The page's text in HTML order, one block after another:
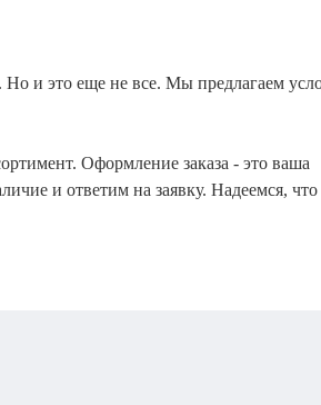
Но и это еще не все. Мы предлагаем
Оформление заказа - это ваша
и ответим на заявку. Надеемся, что